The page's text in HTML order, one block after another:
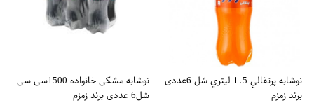
نوشابه پرتقالي 1.5 ليتري شل 6عددی
برند زمزم
نوشابه مشکی خانواده 1500سی سی
شل6 عددی برند زمزم